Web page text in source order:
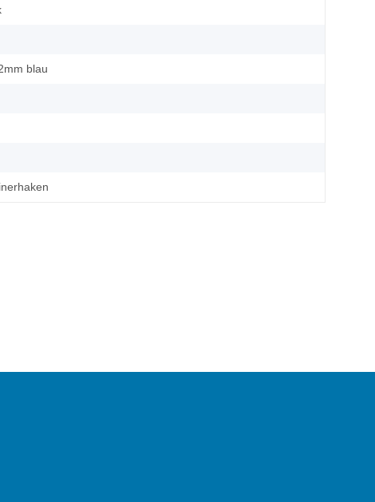
blau